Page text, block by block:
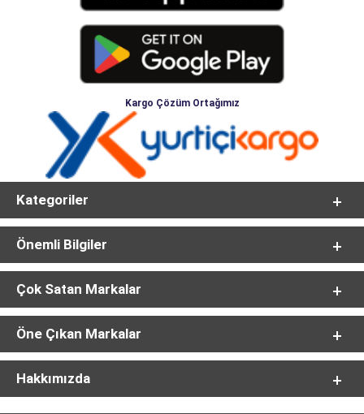
Kargo Çözüm Ortağımız
Kategoriler
Önemli Bilgiler
Çok Satan Markalar
Öne Çıkan Markalar
Hakkımızda